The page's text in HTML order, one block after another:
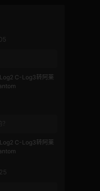
C-Log3转阿莱
C-Log3转阿莱